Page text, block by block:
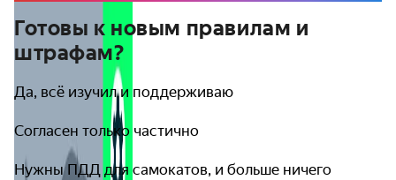
Готовы к новым правилам и
штрафам?
Да, всё изучил и поддерживаю
Согласен только частично
Нужны ПДД для самокатов, и больше ничего